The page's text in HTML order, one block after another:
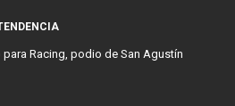
nueva etapa para la comunidad católica